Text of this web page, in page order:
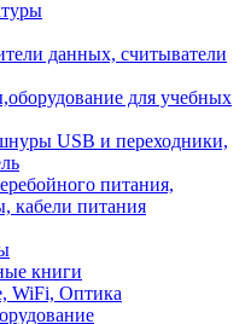
данных, считыватели
для учебных
USB и переходники,
питания,
кабели питания
книги
WiFi, Оптика